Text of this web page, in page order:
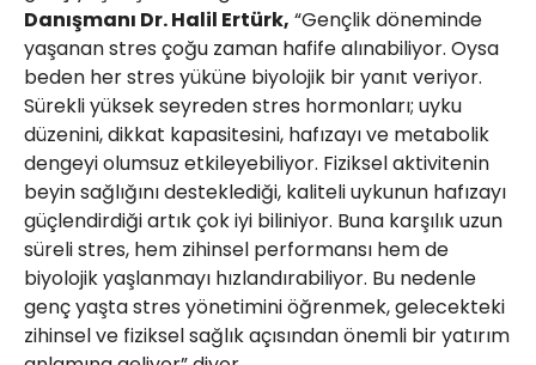
Danışmanı Dr. Halil Ertürk, “Gençlik döneminde
yaşanan stres çoğu zaman hafife alınabiliyor. Oysa
beden her stres yüküne biyolojik bir yanıt veriyor.
Sürekli yüksek seyreden stres hormonları; uyku
düzenini, dikkat kapasitesini, hafızayı ve metabolik
dengeyi olumsuz etkileyebiliyor. Fiziksel aktivitenin
beyin sağlığını desteklediği, kaliteli uykunun hafızayı
güçlendirdiği artık çok iyi biliniyor. Buna karşılık uzun
süreli stres, hem zihinsel performansı hem de
biyolojik yaşlanmayı hızlandırabiliyor. Bu nedenle
genç yaşta stres yönetimini öğrenmek, gelecekteki
zihinsel ve fiziksel sağlık açısından önemli bir yatırım